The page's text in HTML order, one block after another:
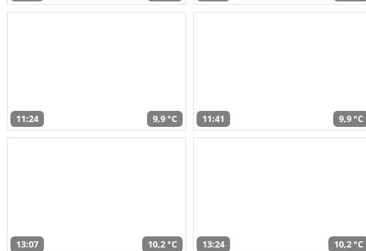
11:24 9,9 °C 11:41 9,9 °C
13:07 10,2 °C 13:24 10,2 °C